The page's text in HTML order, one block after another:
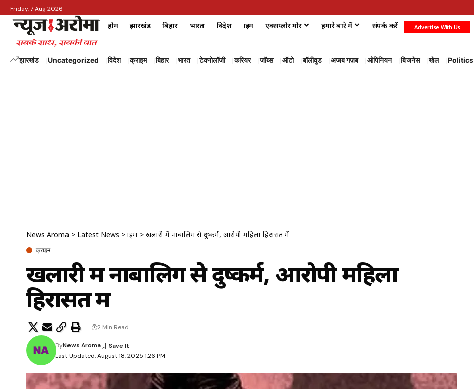
Friday, 7 Aug 2026
होम झारखंड बिहार भारत विदेश क्राइम एक्सप्लोर मोर हमारे बारे में संपर्क करें Advertise With Us
झारखंड Uncategorized विदेश क्राइम बिहार भारत टेक्नोलॉजी करियर जॉब्स ऑटो बॉलीवुड अजब गज़ब ओपिनियन बिजनेस खेल Politics
News Aroma > Latest News > क्राइम > खलारी में नाबालिग से दुष्कर्म, आरोपी महिला हिरासत में
क्राइम
खलारी में नाबालिग से दुष्कर्म, आरोपी महिला
हिरासत में
Last Updated: August 18, 2025 1:26 PM
ByNews Aroma
2 Min Read